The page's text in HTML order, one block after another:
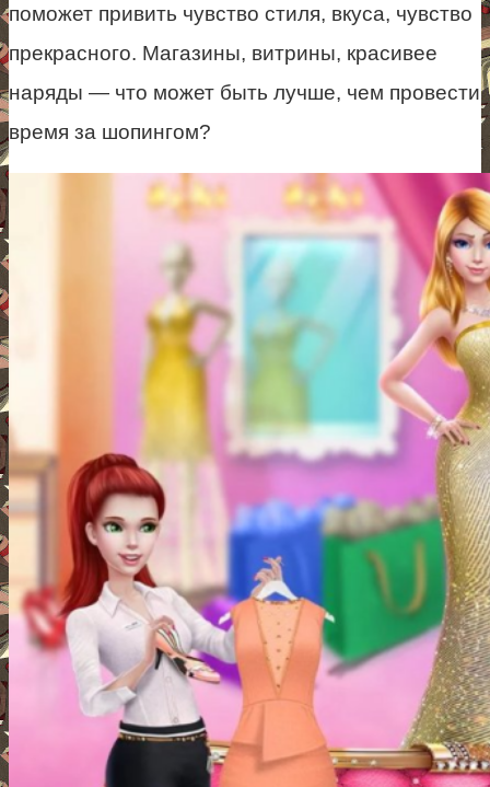
поможет привить чувство стиля, вкуса, чувство
прекрасного. Магазины, витрины, красивее
наряды — что может быть лучше, чем провести
время за шопингом?